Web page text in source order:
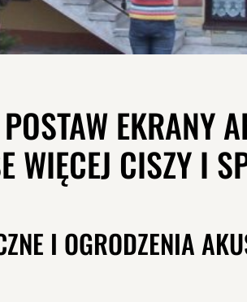
EKRANY
WIĘCEJ CISZY I
I OGRODZENIA